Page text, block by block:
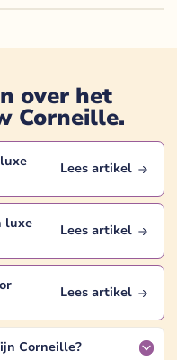
over het
Corneille.
luxe
Lees artikel
luxe
Lees artikel
Lees artikel
Corneille?